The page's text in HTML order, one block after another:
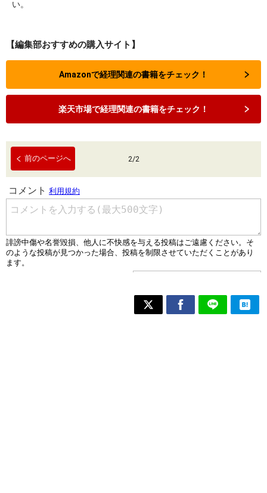
い。
【編集部おすすめの購入サイト】
Amazonで経理関連の書籍をチェック！
楽天市場で経理関連の書籍をチェック！
前のページへ 2/2